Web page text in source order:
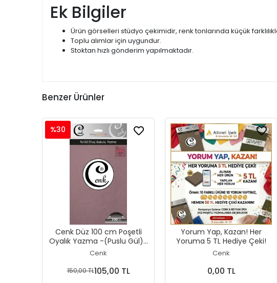
Ek Bilgiler
Ürün görselleri stüdyo çekimidir, renk tonlarında küçük
Toplu alımlar için uygundur.
Stoktan hızlı gönderim yapılmaktadır.
Benzer Ürünler
Cenk Düz 100 cm Poşetli
Oyalık Yazma -(Puslu Gül)-
(301-076)
Cenk
%30
150,00 TL105,00 TL
Yorum Yap, Kazan! Her
Yoruma 5 TL Hediye Çeki!
Cenk
0,00 TL